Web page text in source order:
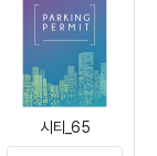
시티_65